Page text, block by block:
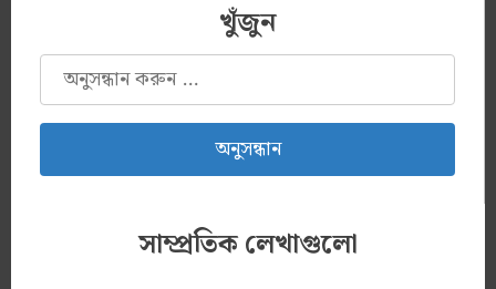
খুঁজুন
অনুসন্ধানঃ
সাম্প্রতিক লেখাগুলো